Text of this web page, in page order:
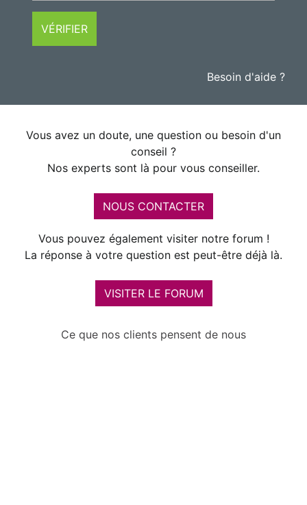
VÉRIFIER
Besoin d'aide ?
Vous avez un doute, une question ou besoin d'un
conseil ?
Nos experts sont là pour vous conseiller.
NOUS CONTACTER
Vous pouvez également visiter notre forum !
La réponse à votre question est peut-être déjà là.
VISITER LE FORUM
Ce que nos clients pensent de nous